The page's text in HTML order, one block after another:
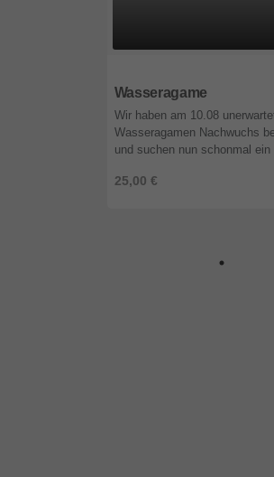
Wasseragame
25,00 €
Wir haben am 10.08
Wasseragamen Nachwuchs
und suchen nun schonmal ein
Natürlich lässt sich das